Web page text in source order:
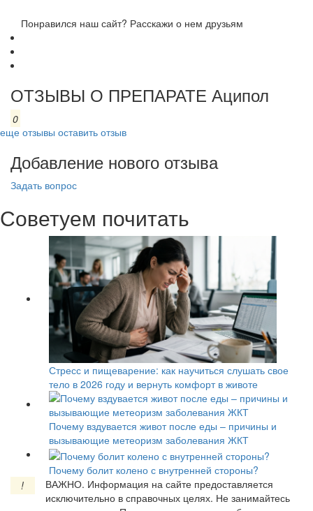
Понравился наш сайт? Расскажи о нем друзьям
ОТЗЫВЫ О ПРЕПАРАТЕ Аципол
0
еще отзывы оставить отзыв
Добавление нового отзыва
Задать вопрос
Советуем почитать
Стресс и пищеварение: как научиться слушать свое
тело в 2026 году и вернуть комфорт в животе
Почему вздувается живот после еды – причины и
вызывающие метеоризм заболевания ЖКТ
Почему болит колено с внутренней стороны?
!
ВАЖНО. Информация на сайте предоставляется
исключительно в справочных целях. Не занимайтесь